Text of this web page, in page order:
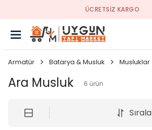
Armatür Batarya & Musluk Musluklar
Ara Musluk 6 ürün
Sırala